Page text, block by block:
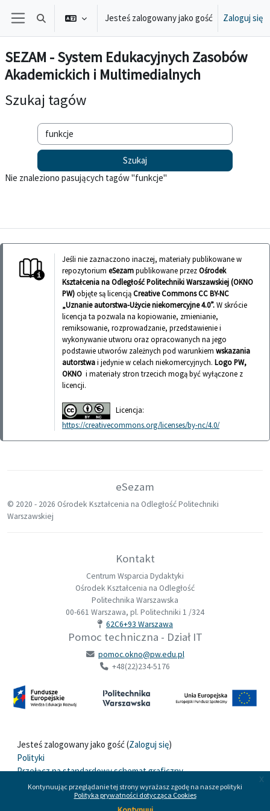
Przejdź do głównej zawartości
Kontynuując przeglądanie tej strony wyrażasz zgodę na nasze polityki
Polityka prywatności dotycząca Cookies
x
Panel boczny
Przełącznik wyszukiwarkiJesteś zalogowany jako gość Zaloguj się
SEZAM - System Edukacyjnych Zasobów
Akademickich i Multimedialnych
Szukaj tagów
Szukaj tagów
Nie znaleziono pasujących tagów "funkcje"
Jeśli nie zaznaczono inaczej, materiały publikowane w
repozytorium eSezampublikowane przezOśrodek
Kształcenia na Odległość Politechniki Warszawskiej (OKNO
PW)objęte są licencjąCreative Commons CC BY-NC
„Uznanie autorstwa-Użycie niekomercyjne 4.0”.W skrócie
licencja ta pozwala na kopiowanie, zmienianie,
remiksowanie, rozprowadzanie, przedstawienie i
wykonywanie utworu oraz opracowanych na jego
podstawie utworów zależnych pod warunkiem wskazania
autorstwai jedynie w celach niekomercyjnych. Logo PW,
OKNO i materiały stron trzecich mogą być wyłączone z
licencji.
Licencja:
https://creativecommons.org/licenses/by-nc/4.0/
eSezam
© 2020 - 2026 Ośrodek Kształcenia na Odległość Politechniki
Warszawskiej
Kontakt
Centrum Wsparcia Dydaktyki
Ośrodek Kształcenia na Odległość
Politechnika Warszawska
00-661 Warszawa, pl. Politechniki 1 /324
62C6+93 Warszawa
Pomoc techniczna - Dział IT
pomoc.okno@pw.edu.pl
+48(22)234-5176
Jesteś zalogowany jako gość (Zaloguj się)
Polityki
Przełącz na standardowy schemat graficzny